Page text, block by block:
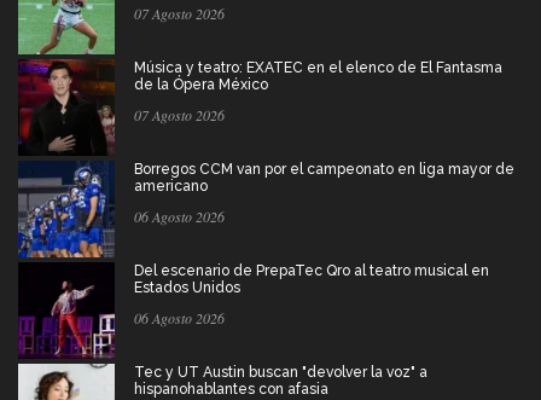
07 Agosto 2026
Música y teatro: EXATEC en el elenco de El Fantasma
de la Ópera México
07 Agosto 2026
Borregos CCM van por el campeonato en liga mayor de
americano
06 Agosto 2026
Del escenario de PrepaTec Qro al teatro musical en
Estados Unidos
06 Agosto 2026
Tec y UT Austin buscan "devolver la voz" a
hispanohablantes con afasia